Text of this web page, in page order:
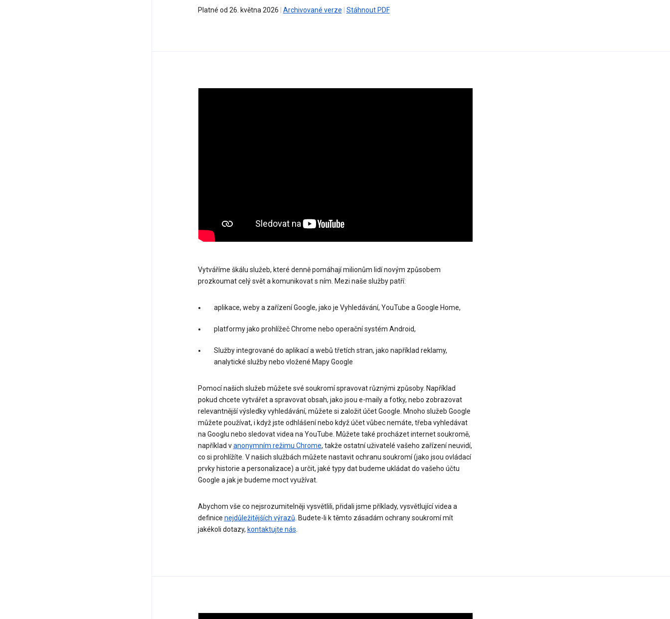
Platné od 26. května 2026 Archivované verze Stáhnout PDF
Vytváříme škálu služeb, které denně pomáhají milionům lidí novým způsobem
prozkoumat celý svět a komunikovat s ním. Mezi naše služby patří:
aplikace, weby a zařízení Google, jako je Vyhledávání, YouTube a Google Home,
platformy jako prohlížeč Chrome nebo operační systém Android,
Služby integrované do aplikací a webů třetích stran, jako například reklamy,
analytické služby nebo vložené Mapy Google
Pomocí našich služeb můžete své soukromí spravovat různými způsoby. Například
pokud chcete vytvářet a spravovat obsah, jako jsou e-maily a fotky, nebo zobrazovat
relevantnější výsledky vyhledávání, můžete si založit účet Google. Mnoho služeb Google
můžete používat, i když jste odhlášení nebo když účet vůbec nemáte, třeba vyhledávat
na Googlu nebo sledovat videa na YouTube. Můžete také procházet internet soukromě,
například vanonymním režimu Chrome, takže ostatní uživatelé vašeho zařízení neuvidí,
co si prohlížíte. V našich službách můžete nastavit ochranu soukromí (jako jsou ovládací
prvky historie a personalizace) a určit, jaké typy dat budeme ukládat do vašeho účtu
Google a jak je budeme moct využívat.
Abychom vše co nejsrozumitelněji vysvětlili, přidali jsme příklady, vysvětlující videa a
definice nejdůležitějších výrazů. Budete-li k těmto zásadám ochrany soukromí mít
jakékoli dotazy, kontaktujte nás.